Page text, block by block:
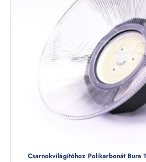
Csarnokvilágítóhoz Polikarbonát Bura